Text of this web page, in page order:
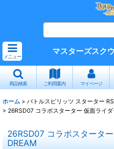
メニュー
マスターズスク
商品検索 ご利用案内 マイページ
ホーム > バトルスピリッツ スターター
> 26RSD07 コラボスターター 仮面ライ
26RSD07 コラボスタータ
DREAM